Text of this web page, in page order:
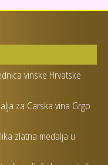
vinske Hrvatske
za Carska vina Grgo
zlatna medalja u